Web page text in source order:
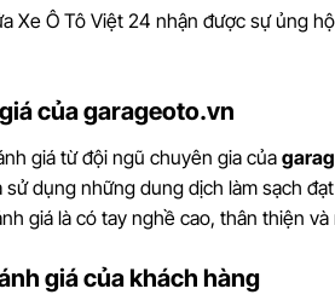
Xe Ô Tô Việt 24 nhận được sự ủng
của garageoto.vn
giá từ đội ngũ chuyên gia của
sử dụng những dung dịch làm sạch
giá là có tay nghề cao, thân thiện và
giá của khách hàng